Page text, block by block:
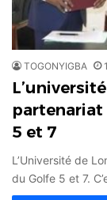
TOGONYIGBA
partenariat
5 et 7
L’Université de
du Golfe 5 et 7.